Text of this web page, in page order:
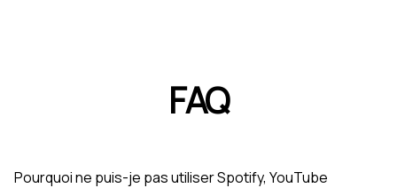
FAQ
Pourquoi ne puis-je pas utiliser Spotify, YouTube